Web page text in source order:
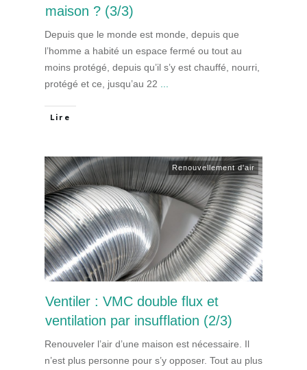
maison ? (3/3)
Depuis que le monde est monde, depuis que
l’homme a habité un espace fermé ou tout au
moins protégé, depuis qu’il s’y est chauffé, nourri,
protégé et ce, jusqu’au 22
Lire
Renouvellement d'air
Ventiler : VMC double flux et
ventilation par insufflation (2/3)
Renouveler l’air d’une maison est nécessaire. Il
n’est plus personne pour s’y opposer. Tout au plus